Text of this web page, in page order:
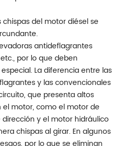
del motor diésel se
antideflagrantes
por lo que deben
La diferencia entre las
y las convencionales
que presenta altos
motor, como el motor de
y el motor hidráulico
chispas al girar. En algunos
por lo que se eliminan